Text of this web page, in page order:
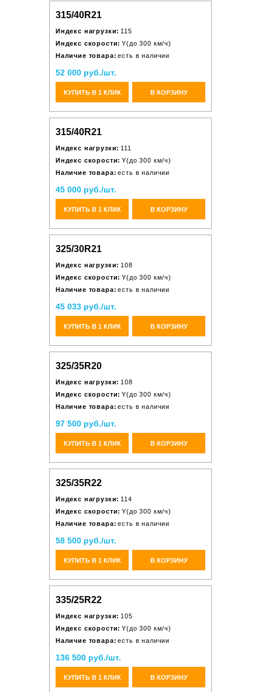
315/40R21
Индекс нагрузки: 115
Индекс скорости: Y(до 300 км/ч)
Наличие товара: есть в наличии
52 000 руб./шт.
КУПИТЬ В 1 КЛИК В КОРЗИНУ
315/40R21
Индекс нагрузки: 111
Индекс скорости: Y(до 300 км/ч)
Наличие товара: есть в наличии
45 000 руб./шт.
КУПИТЬ В 1 КЛИК В КОРЗИНУ
325/30R21
Индекс нагрузки: 108
Индекс скорости: Y(до 300 км/ч)
Наличие товара: есть в наличии
45 033 руб./шт.
КУПИТЬ В 1 КЛИК В КОРЗИНУ
325/35R20
Индекс нагрузки: 108
Индекс скорости: Y(до 300 км/ч)
Наличие товара: есть в наличии
97 500 руб./шт.
КУПИТЬ В 1 КЛИК В КОРЗИНУ
325/35R22
Индекс нагрузки: 114
Индекс скорости: Y(до 300 км/ч)
Наличие товара: есть в наличии
58 500 руб./шт.
КУПИТЬ В 1 КЛИК В КОРЗИНУ
335/25R22
Индекс нагрузки: 105
Индекс скорости: Y(до 300 км/ч)
Наличие товара: есть в наличии
136 500 руб./шт.
КУПИТЬ В 1 КЛИК В КОРЗИНУ